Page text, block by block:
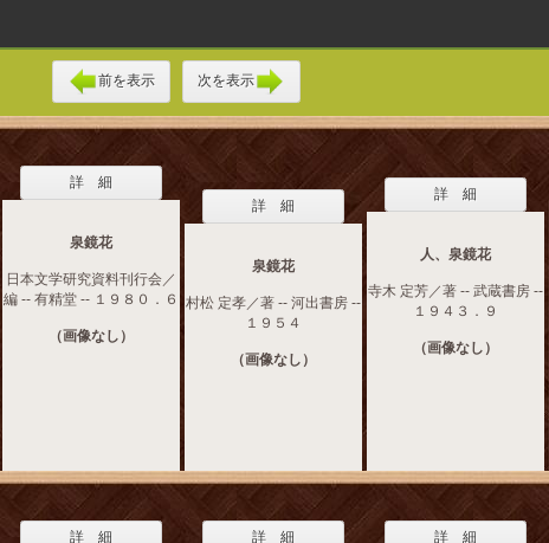
前を表示 次を表示
詳 細
泉鏡花
日本文学研究資料刊行会／
編 -- 有精堂 -- １９８０．６
（画像なし）
詳 細
泉鏡花
村松 定孝／著 -- 河出書房 --
１９５４
（画像なし）
詳 細
人、泉鏡花
寺木 定芳／著 -- 武蔵書房 --
１９４３．９
（画像なし）
詳 細 詳 細 詳 細